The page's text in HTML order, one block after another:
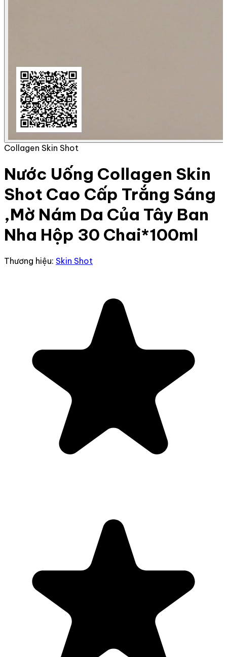
Collagen Skin Shot
Nước Uống Collagen Skin
Shot Cao Cấp Trắng Sáng
,Mờ Nám Da Của Tây Ban
Nha Hộp 30 Chai*100ml
Thương hiệu: Skin Shot